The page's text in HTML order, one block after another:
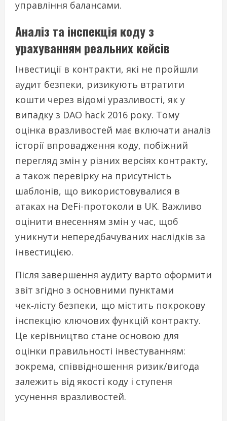
управління баланcами.
Аналіз та інспекція коду з
урахуванням реальних кейсів
Інвестиції в контракти, які не пройшли
аудит безпеки, ризикують втратити
кошти через відомі уразливості, як у
випадку з DAO hack 2016 року. Тому
оцінка вразливостей має включати аналіз
історії впровадження коду, побіжний
перегляд змін у різних версіях контракту,
а також перевірку на присутність
шаблонів, що використовувалися в
атаках на DeFi-протоколи в UK. Важливо
оцінити внесенням змін у час, щоб
уникнути непередбачуваних наслідків за
інвестицією.
Після завершення аудиту варто оформити
звіт згідно з основними пунктами
чек‑лісту безпеки, що містить покрокову
інспекцію ключових функцій контракту.
Це керівництво стане основою для
оцінки правильності інвестуванням:
зокрема, співвідношення ризик/вигода
залежить від якості коду і ступеня
усунення вразливостей.